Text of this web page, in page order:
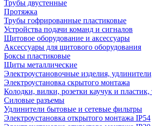
Трубы двустенные
Протяжка
Трубы гофрированные пластиковые
Устройства подачи команд и сигналов
Щитовое оборудование и аксессуары
Аксессуары для щитового оборудования
Боксы пластиковые
Щиты металлические
Электроустановочные изделия,
Электроустановка скрытого монтажа
Колодки, вилки, розетки каучук и
Силовые разъемы
Удлинители бытовые и сетевые фильтры
Электроустановка открытого монтажа IP54